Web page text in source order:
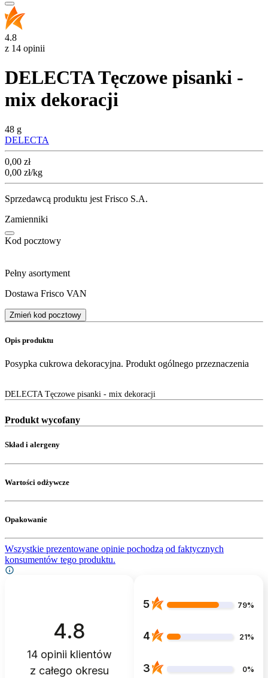
4.8
z 14 opinii
DELECTA Tęczowe pisanki -
mix dekoracji
48 g
DELECTA
Cena
0,00 zł
0,00 zł/kg
Sprzedawcą produktu jest Frisco S.A.
Zamienniki
Kod pocztowy
Pełny asortyment
Dostawa Frisco VAN
Zmień kod pocztowy
Opis produktu
Posypka cukrowa dekoracyjna. Produkt ogólnego przeznaczenia
DELECTA Tęczowe pisanki - mix dekoracji
Produkt wycofany
Skład i alergeny
Wartości odżywcze
Opakowanie
Wszystkie prezentowane opinie pochodzą od faktycznych
konsumentów tego produktu.
4.8
14 opinii klientów
z całego okresu
5 79%
4 21%
3 0%